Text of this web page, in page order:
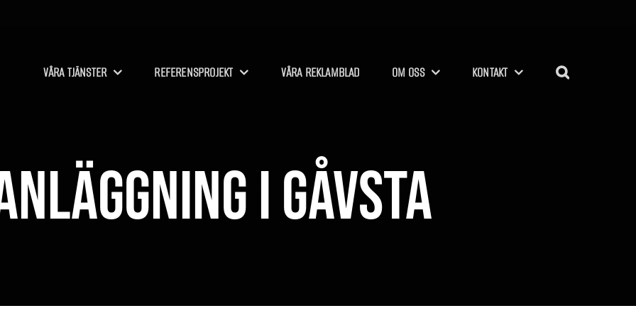
VÅRA TJÄNSTER REFERENSPROJEKT VÅRA REKLAMBLAD OM OSS KONTAKT
i Gåvsta